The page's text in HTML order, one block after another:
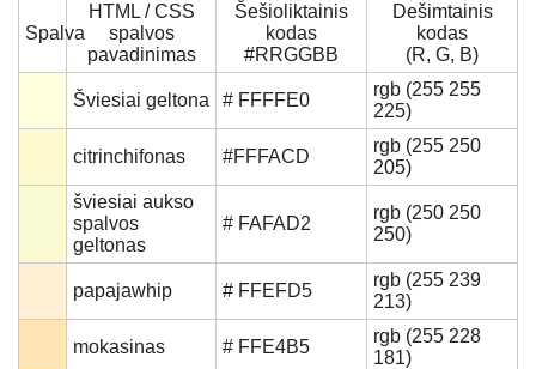
Spalva
HTML / CSS
spalvos
pavadinimas
Šešioliktainis
kodas
#RRGGBB
Dešimtainis
kodas
(R, G, B)
Šviesiai geltona # FFFFE0
rgb (255 255
225)
citrinchifonas #FFFACD
rgb (255 250
205)
šviesiai aukso
spalvos
geltonas
# FAFAD2
rgb (250 250
250)
papajawhip # FFEFD5
rgb (255 239
213)
mokasinas # FFE4B5
rgb (255 228
181)